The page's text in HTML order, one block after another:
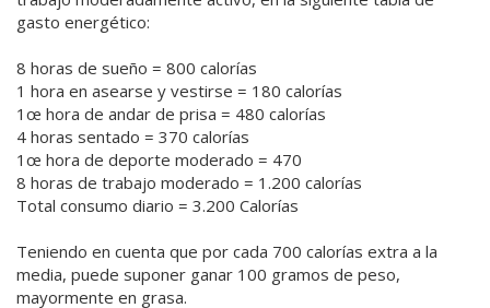
gasto energético:
8 horas de sueño = 800 calorías
1 hora en asearse y vestirse = 180 calorías
1œ hora de andar de prisa = 480 calorías
4 horas sentado = 370 calorías
1œ hora de deporte moderado = 470
8 horas de trabajo moderado = 1.200 calorías
Total consumo diario = 3.200 Calorías
Teniendo en cuenta que por cada 700 calorías extra a la
media, puede suponer ganar 100 gramos de peso,
mayormente en grasa.